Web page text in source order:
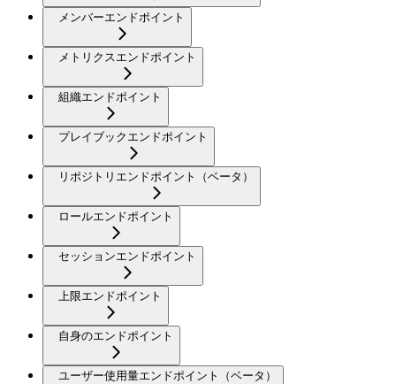
メンバーエンドポイント
メトリクスエンドポイント
組織エンドポイント
プレイブックエンドポイント
リポジトリエンドポイント（ベータ）
ロールエンドポイント
セッションエンドポイント
上限エンドポイント
自身のエンドポイント
ユーザー使用量エンドポイント（ベータ）